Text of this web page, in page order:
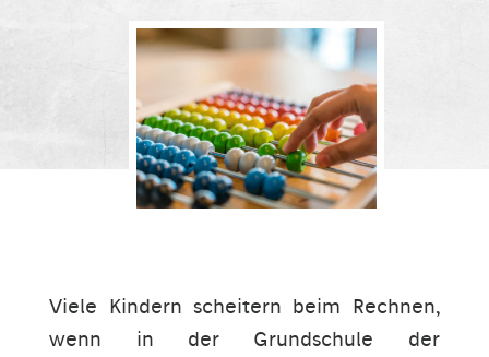
Viele Kindern scheitern beim Rechnen,
wenn in der Grundschule der